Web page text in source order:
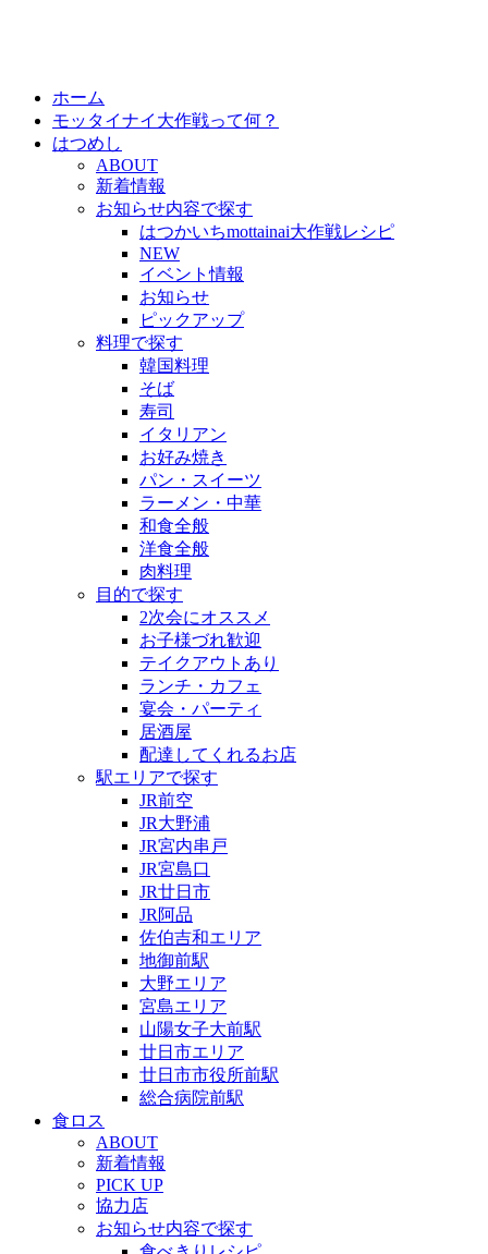
ホーム
モッタイナイ大作戦って何？
はつめし
ABOUT
新着情報
お知らせ内容で探す
はつかいちmottainai大作戦レシピ
NEW
イベント情報
お知らせ
ピックアップ
料理で探す
韓国料理
そば
寿司
イタリアン
お好み焼き
パン・スイーツ
ラーメン・中華
和食全般
洋食全般
肉料理
目的で探す
2次会にオススメ
お子様づれ歓迎
テイクアウトあり
ランチ・カフェ
宴会・パーティ
居酒屋
配達してくれるお店
駅エリアで探す
JR前空
JR大野浦
JR宮内串戸
JR宮島口
JR廿日市
JR阿品
佐伯吉和エリア
地御前駅
大野エリア
宮島エリア
山陽女子大前駅
廿日市エリア
廿日市市役所前駅
総合病院前駅
食ロス
ABOUT
新着情報
PICK UP
協力店
お知らせ内容で探す